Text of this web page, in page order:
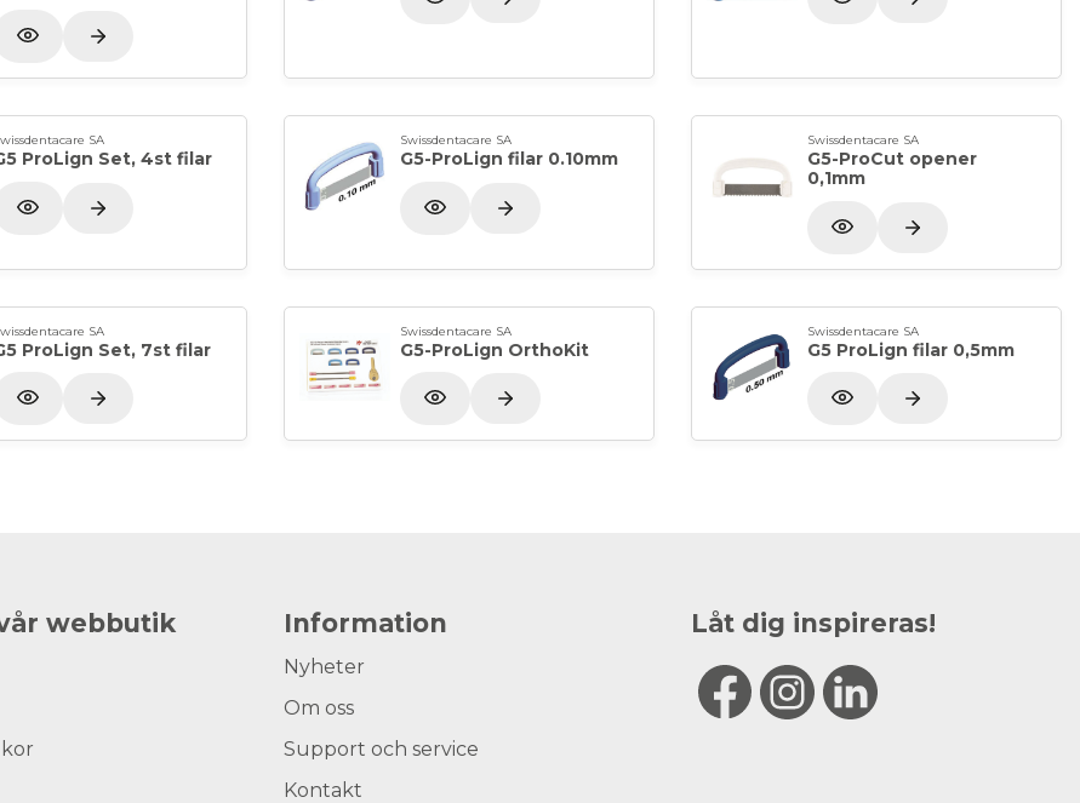
SA
ProLign Set, 4st filar
Swissdentacare SA
G5-ProLign filar 0.10mm
Swissdentacare SA
G5-ProCut opener
0,1mm
SA
ProLign Set, 7st filar
Swissdentacare SA
G5-ProLign OrthoKit
Swissdentacare SA
G5 ProLign filar 0,5mm
webbutik Information
Nyheter
Om oss
Support och service
Kontakt
Låt dig inspireras!